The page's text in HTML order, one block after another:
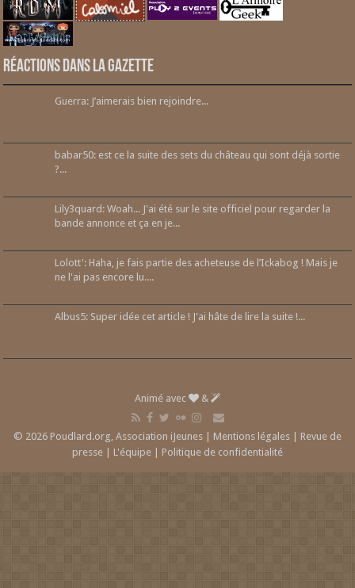
Réactions dans la gazette
Guerra: J’aimerais bien rejoindre...
babar50: est ce la suite des sets du château qui sont déjà sortie
?...
Lily3quard: Woah... J'ai été sur le site officiel pour regarder la
bande annonce et ça en je...
Lolott': Haha, je fais partie des acheteuse de l’Ickabog ! Mais je
ne l'ai pas encore lu....
Albus5: Super idée cet article ! J'ai hâte de lire la suite !...
Animé avec &
© 2026 Poudlard.org, Association iJeunes | Mentions légales | Revue de
presse | L'équipe | Politique de confidentialité